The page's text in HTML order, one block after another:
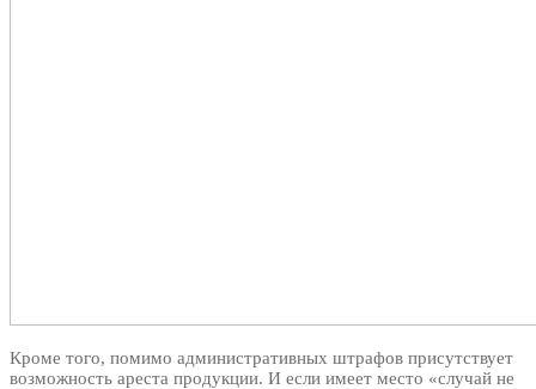
Кроме того, помимо административных штрафов присутствует
возможность ареста продукции. И если имеет место «случай не